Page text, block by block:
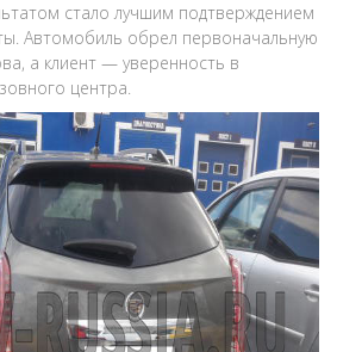
стало лучшим подтверждением
Автомобиль обрел первоначальную
а клиент — уверенность в
центра.